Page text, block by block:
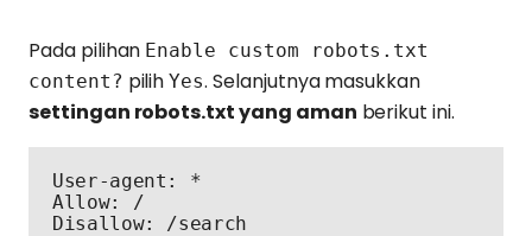
Pada pilihan Enable custom robots.txt
content? pilihYes. Selanjutnya masukkan
settingan robots.txt yang aman berikut ini.
User-agent: *
Allow: /
Disallow: /search